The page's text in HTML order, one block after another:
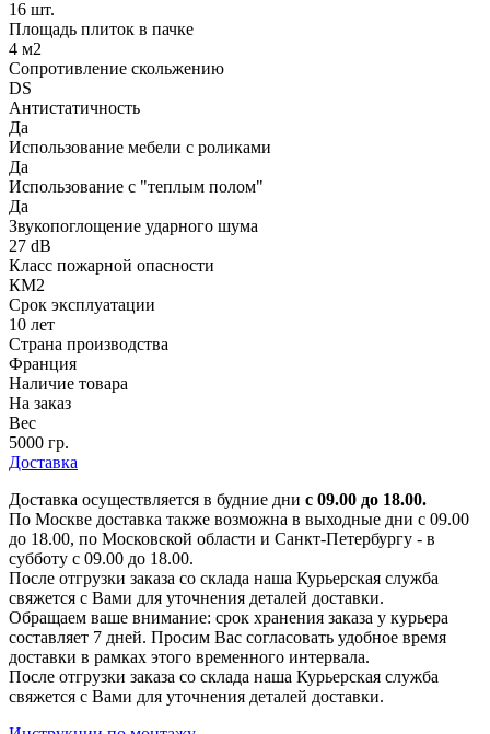
16 шт.
Площадь плиток в пачке
4 м2
Сопротивление скольжению
DS
Антистатичность
Да
Использование мебели с роликами
Да
Использование с "теплым полом"
Да
Звукопоглощение ударного шума
27 dB
Класс пожарной опасности
КМ2
Срок эксплуатации
10 лет
Страна производства
Франция
Наличие товара
На заказ
Вес
5000 гр.
Доставка
Доставка осуществляется в будние дни с 09.00 до 18.00.
По Москве доставка также возможна в выходные дни с 09.00
до 18.00, по Московской области и Санкт-Петербургу - в
субботу с 09.00 до 18.00.
После отгрузки заказа со склада наша Курьерская служба
свяжется с Вами для уточнения деталей доставки.
Обращаем ваше внимание: срок хранения заказа у курьера
составляет 7 дней. Просим Вас согласовать удобное время
доставки в рамках этого временного интервала.
После отгрузки заказа со склада наша Курьерская служба
свяжется с Вами для уточнения деталей доставки.